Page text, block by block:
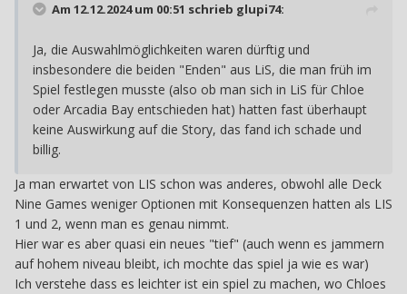
Am 12.12.2024 um 00:51 schrieb glupi74:
Ja, die Auswahlmöglichkeiten waren dürftig und
insbesondere die beiden "Enden" aus LiS, die man früh im
Spiel festlegen musste (also ob man sich in LiS für Chloe
oder Arcadia Bay entschieden hat) hatten fast überhaupt
keine Auswirkung auf die Story, das fand ich schade und
billig.
Ja man erwartet von LIS schon was anderes, obwohl alle Deck
Nine Games weniger Optionen mit Konsequenzen hatten als LIS
1 und 2, wenn man es genau nimmt.
Hier war es aber quasi ein neues "tief" (auch wenn es jammern
auf hohem niveau bleibt, ich mochte das spiel ja wie es war)
Ich verstehe dass es leichter ist ein spiel zu machen, wo Chloes